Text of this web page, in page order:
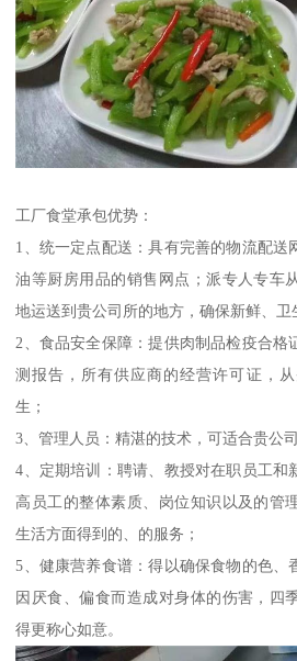
工厂食堂承包优势：
1、统一定点配送：具有完善的物流配送
油等厨房用品的销售网点；派专人专车
地运送到贵公司所的地方，确保新鲜、卫
2、食品安全保障：提供肉制品检疫合格
测报告，所有供应商的经营许可证，
生；
3、管理人员：精湛的技术，可适合贵公
4、定期培训：聘请、教授对在职员工和
高员工的整体素质、岗位知识以及的管
生活方面得到的、的服务；
5、健康营养食谱：得以确保食物的色、
因厌食、偏食而造成对身体的伤害，四
得更称心如意。